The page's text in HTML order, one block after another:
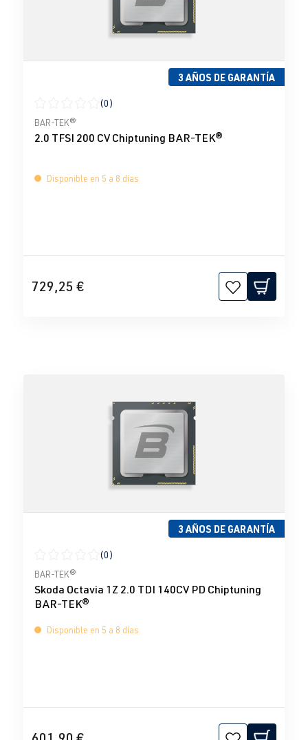
3 AÑOS DE GARANTÍA
Calificación promedio de 0 de 5 estrellas
(0)
BAR-TEK®
2.0 TFSI 200 CV Chiptuning BAR-TEK®
Disponible en 5 a 8 días
729,25 €
3 AÑOS DE GARANTÍA
Calificación promedio de 0 de 5 estrellas
(0)
BAR-TEK®
Skoda Octavia 1Z 2.0 TDI 140CV PD Chiptuning
BAR-TEK®
Disponible en 5 a 8 días